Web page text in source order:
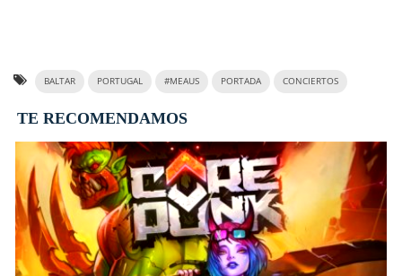
BALTAR PORTUGAL #MEAUS PORTADA CONCIERTOS
TE RECOMENDAMOS